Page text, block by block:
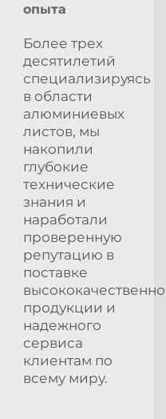
опыта
Более трех
десятилетий
специализируясь
в области
алюминиевых
листов, мы
накопили
глубокие
технические
знания и
наработали
проверенную
репутацию в
поставке
продукции и
надежного
сервиса
клиентам по
всему миру.